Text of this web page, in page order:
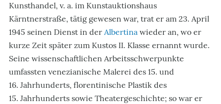
Kunsthandel, v. a. im Kunstauktionshaus
Kärntnerstraße, tätig gewesen war, trat er am 23. April
1945 seinen Dienst in der Albertina wieder an, wo er
kurze Zeit später zum Kustos II. Klasse ernannt wurde.
Seine wissenschaftlichen Arbeitsschwerpunkte
umfassten venezianische Malerei des 15. und
16. Jahrhunderts, florentinische Plastik des
15. Jahrhunderts sowie Theatergeschichte; so war er